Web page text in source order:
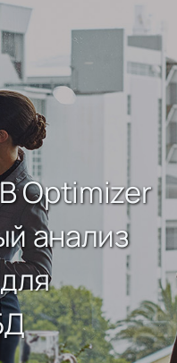
Optimizer
анализ